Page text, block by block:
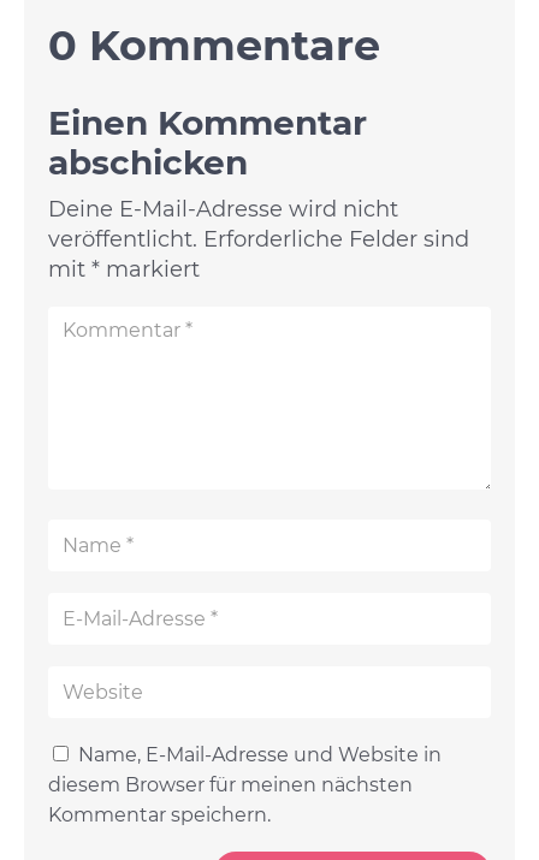
0 Kommentare
Einen Kommentar
abschicken
Deine E-Mail-Adresse wird nicht
veröffentlicht. Erforderliche Felder sind
mit * markiert
Name, E-Mail-Adresse und Website in
diesem Browser für meinen nächsten
Kommentar speichern.